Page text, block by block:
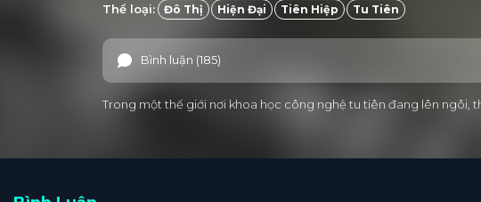
Thể loại: Đô Thị Hiện Đại Tiên Hiệp Tu Tiên
Bình luận (185)
Trong một thế giới nơi khoa học công nghệ tu tiên đang lên ngôi,